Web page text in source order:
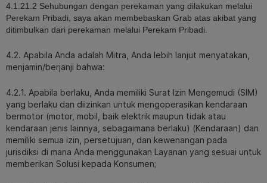
4.1.21.2 Sehubungan dengan perekaman yang dilakukan melalui
Perekam Pribadi, saya akan membebaskan Grab atas akibat yang
ditimbulkan dari perekaman melalui Perekam Pribadi.
4.2. Apabila Anda adalah Mitra, Anda lebih lanjut menyatakan,
menjamin/berjanji bahwa:
4.2.1. Apabila berlaku, Anda memiliki Surat Izin Mengemudi (SIM)
yang berlaku dan diizinkan untuk mengoperasikan kendaraan
bermotor (motor, mobil, baik elektrik maupun tidak atau
kendaraan jenis lainnya, sebagaimana berlaku) (Kendaraan) dan
memiliki semua izin, persetujuan, dan kewenangan pada
jurisdiksi di mana Anda menggunakan Layanan yang sesuai untuk
memberikan Solusi kepada Konsumen;